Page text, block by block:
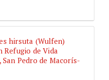
hirsuta (Wulfen)
Refugio de Vida
Pedro de Macorís-